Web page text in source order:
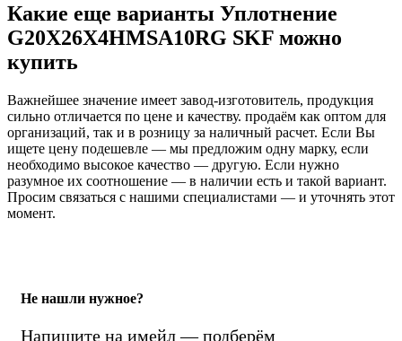
Какие еще варианты Уплотнение
G20X26X4HMSA10RG SKF можно
купить
Важнейшее значение имеет завод-изготовитель, продукция
сильно отличается по цене и качеству. продаём как оптом для
организаций, так и в розницу за наличный расчет. Если Вы
ищете цену подешевле — мы предложим одну марку, если
необходимо высокое качество — другую. Если нужно
разумное их соотношение — в наличии есть и такой вариант.
Просим связаться с нашими специалистами — и уточнять этот
момент.
Не нашли нужное?
Напишите на имейл — подберём